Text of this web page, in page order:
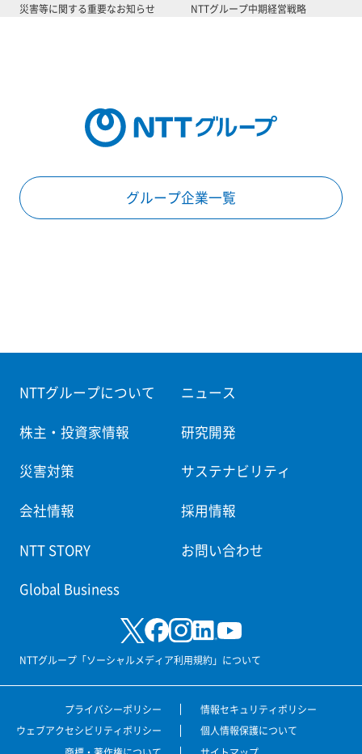
災害等に関する重要なお知らせ NTTグループ中期経営戦略
グループ企業一覧
NTTグループについて ニュース
株主・投資家情報 研究開発
災害対策 サステナビリティ
会社情報 採用情報
NTT STORY お問い合わせ
Global Business
NTTグループ「ソーシャルメディア利用規約」について
プライバシーポリシー
情報セキュリティポリシー
ウェブアクセシビリティポリシー
個人情報保護について